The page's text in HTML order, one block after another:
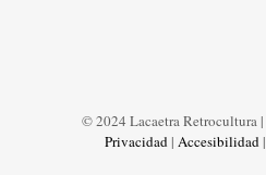
© 2024 Lacaetra Retrocultura |
Privacidad| Accesibilidad|